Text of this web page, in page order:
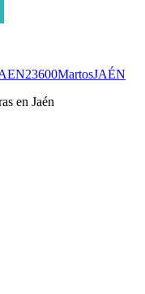
23600MartosJAÉN
en Jaén